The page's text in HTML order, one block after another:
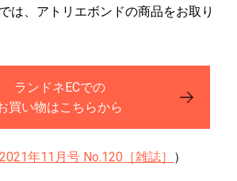
は、アトリエボンドの商品をお取り
ランドネECでの
買い物はこちらから
年11月号 No.120［雑誌］ ）